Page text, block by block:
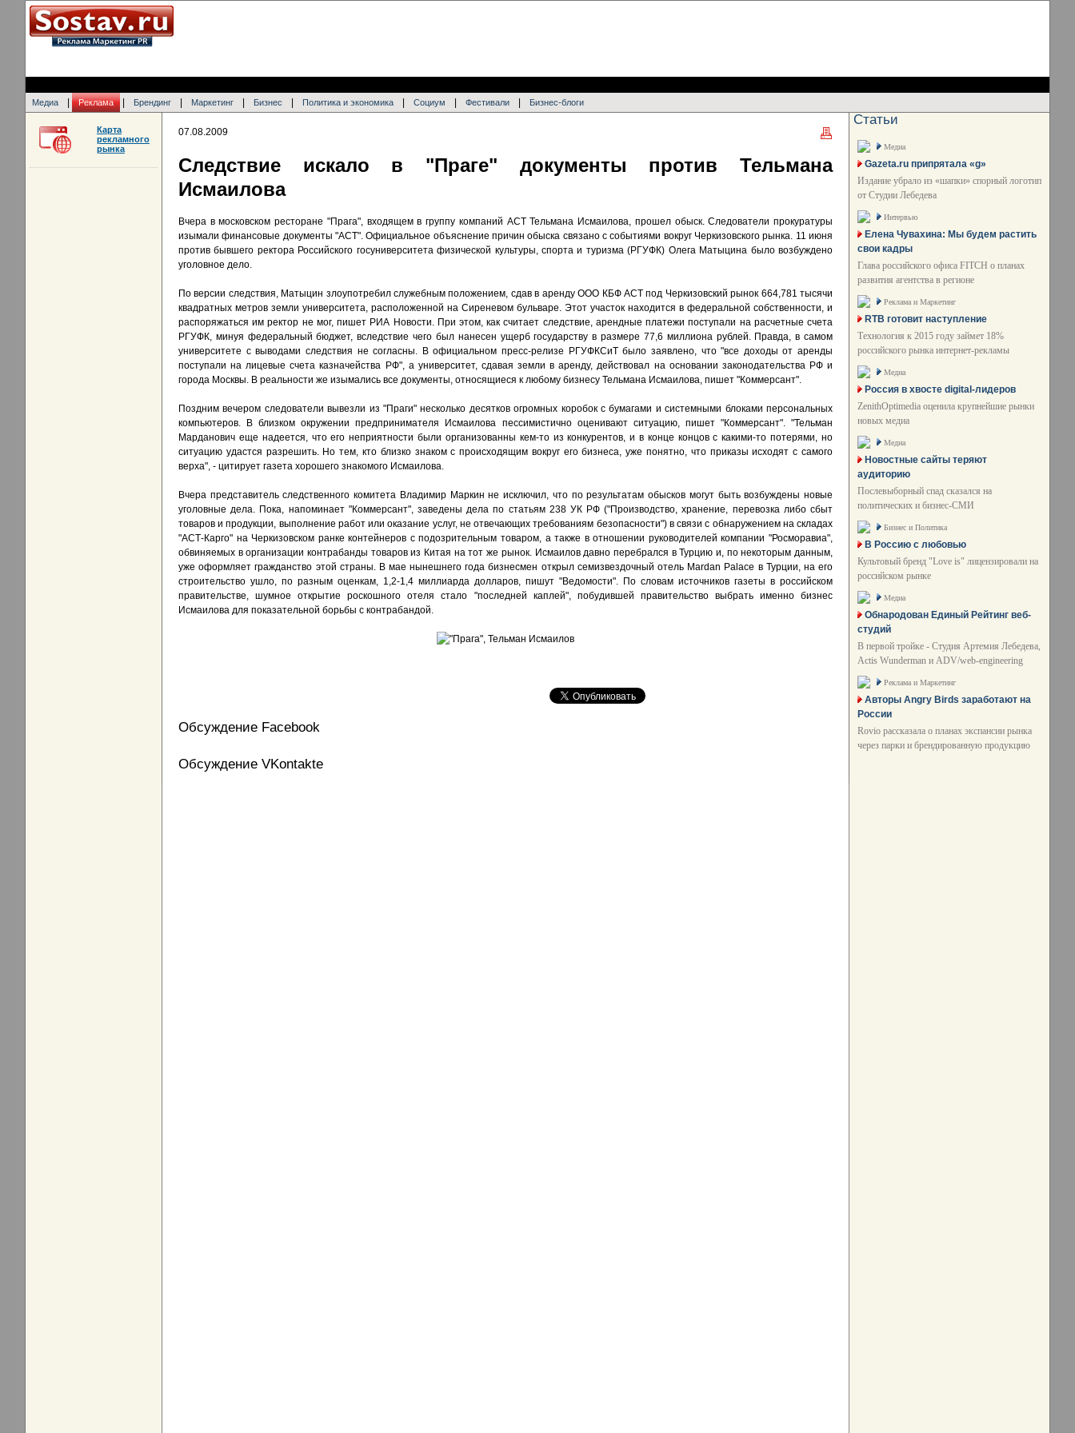
Медиа Реклама Брендинг Маркетинг Бизнес Политика и экономика Социум Фестивали Бизнес-блоги
07.08.2009
Следствие искало в "Праге" документы против Тельмана
Исмаилова
Вчера в московском ресторане "Прага", входящем в группу компаний АСТ Тельмана Исмаилова, прошел обыск. Следователи прокуратуры
изымали финансовые документы "АСТ". Официальное объяснение причин обыска связано с событиями вокруг Черкизовского рынка. 11 июня
против бывшего ректора Российского госуниверситета физической культуры, спорта и туризма (РГУФК) Олега Матыцина было возбуждено
уголовное дело.
По версии следствия, Матыцин злоупотребил служебным положением, сдав в аренду ООО КБФ АСТ под Черкизовский рынок 664,781 тысячи
квадратных метров земли университета, расположенной на Сиреневом бульваре. Этот участок находится в федеральной собственности, и
распоряжаться им ректор не мог, пишет РИА Новости. При этом, как считает следствие, арендные платежи поступали на расчетные счета
РГУФК, минуя федеральный бюджет, вследствие чего был нанесен ущерб государству в размере 77,6 миллиона рублей. Правда, в самом
университете с выводами следствия не согласны. В официальном пресс-релизе РГУФКСиТ было заявлено, что "все доходы от аренды
поступали на лицевые счета казначейства РФ", а университет, сдавая земли в аренду, действовал на основании законодательства РФ и
города Москвы. В реальности же изымались все документы, относящиеся к любому бизнесу Тельмана Исмаилова, пишет "Коммерсант".
Поздним вечером следователи вывезли из "Праги" несколько десятков огромных коробок с бумагами и системными блоками персональных
компьютеров. В близком окружении предпринимателя Исмаилова пессимистично оценивают ситуацию, пишет "Коммерсант". "Тельман
Марданович еще надеется, что его неприятности были организованны кем-то из конкурентов, и в конце концов с какими-то потерями, но
ситуацию удастся разрешить. Но тем, кто близко знаком с происходящим вокруг его бизнеса, уже понятно, что приказы исходят с самого
верха", - цитирует газета хорошего знакомого Исмаилова.
Вчера представитель следственного комитета Владимир Маркин не исключил, что по результатам обысков могут быть возбуждены новые
уголовные дела. Пока, напоминает "Коммерсант", заведены дела по статьям 238 УК РФ ("Производство, хранение, перевозка либо сбыт
товаров и продукции, выполнение работ или оказание услуг, не отвечающих требованиям безопасности") в связи с обнаружением на складах
"АСТ-Карго" на Черкизовском ранке контейнеров с подозрительным товаром, а также в отношении руководителей компании "Росморавиа",
обвиняемых в организации контрабанды товаров из Китая на тот же рынок. Исмаилов давно перебрался в Турцию и, по некоторым данным,
уже оформляет гражданство этой страны. В мае нынешнего года бизнесмен открыл семизвездочный отель Mardan Palace в Турции, на его
строительство ушло, по разным оценкам, 1,2-1,4 миллиарда долларов, пишут "Ведомости". По словам источников газеты в российском
правительстве, шумное открытие роскошного отеля стало "последней каплей", побудившей правительство выбрать именно бизнес
Исмаилова для показательной борьбы с контрабандой.
Обсуждение Facebook
Обсуждение VKontakte
Карта
рекламного
рынка
Статьи
Медиа
Gazeta.ru припрятала «g»
Издание убрало из «шапки» спорный логотип
от Студии Лебедева
Интервью
Елена Чувахина: Мы будем растить
свои кадры
Глава российского офиса FITCH о планах
развития агентства в регионе
Реклама и Маркетинг
RTB готовит наступление
Технология к 2015 году займет 18%
российского рынка интернет-рекламы
Медиа
Россия в хвосте digital-лидеров
ZenithOptimedia оценила крупнейшие рынки
новых медиа
Медиа
Новостные сайты теряют
аудиторию
Послевыборный спад сказался на
политических и бизнес-СМИ
Бизнес и Политика
В Россию с любовью
Культовый бренд "Love is" лицензировали на
российском рынке
Медиа
Обнародован Единый Рейтинг веб-
студий
В первой тройке - Студия Артемия Лебедева,
Actis Wunderman и ADV/web-engineering
Реклама и Маркетинг
Авторы Angry Birds заработают на
России
Rovio рассказала о планах экспансии рынка
через парки и брендированную продукцию